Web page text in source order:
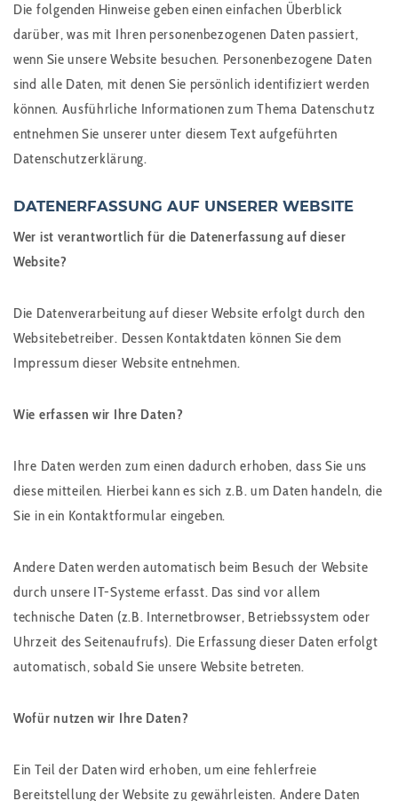
Die folgenden Hinweise geben einen einfachen Überblick
darüber, was mit Ihren personenbezogenen Daten passiert,
wenn Sie unsere Website besuchen. Personenbezogene Daten
sind alle Daten, mit denen Sie persönlich identifiziert werden
können. Ausführliche Informationen zum Thema Datenschutz
entnehmen Sie unserer unter diesem Text aufgeführten
Datenschutzerklärung.
DATENERFASSUNG AUF UNSERER WEBSITE
Wer ist verantwortlich für die Datenerfassung auf dieser
Website?
Die Datenverarbeitung auf dieser Website erfolgt durch den
Websitebetreiber. Dessen Kontaktdaten können Sie dem
Impressum dieser Website entnehmen.
Wie erfassen wir Ihre Daten?
Ihre Daten werden zum einen dadurch erhoben, dass Sie uns
diese mitteilen. Hierbei kann es sich z.B. um Daten handeln, die
Sie in ein Kontaktformular eingeben.
Andere Daten werden automatisch beim Besuch der Website
durch unsere IT-Systeme erfasst. Das sind vor allem
technische Daten (z.B. Internetbrowser, Betriebssystem oder
Uhrzeit des Seitenaufrufs). Die Erfassung dieser Daten erfolgt
automatisch, sobald Sie unsere Website betreten.
Wofür nutzen wir Ihre Daten?
Ein Teil der Daten wird erhoben, um eine fehlerfreie
Bereitstellung der Website zu gewährleisten. Andere Daten